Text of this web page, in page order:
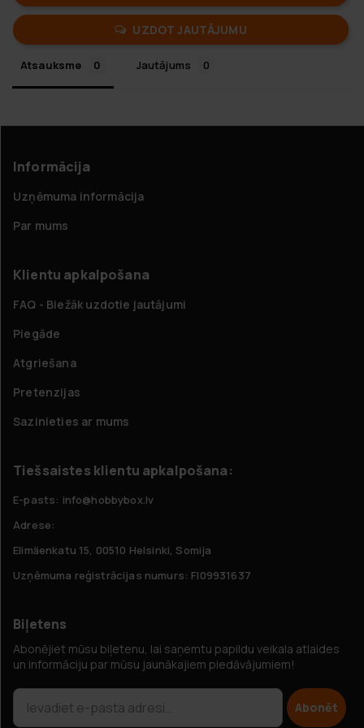
UZDOT JAUTĀJUMU
Atsauksme Jautājums
Informācija
Uzņēmuma informācija
Par mums
Klientu apkalpošana
FAQ - Biežāk uzdotie jautājumi
Piegāde
Atgriešana
Pretenzijas
Sazinieties ar mums
Tiešsaistes klientu apkalpošana:
E-pasts: info@hobbybox.lv
Adrese:
Elimäenkatu 15, 00510 Helsinki, Somija
Uzņēmuma reģistrācijas numurs: FI09931637
Biļetens
Abonējiet mūsu biļetenu, lai saņemtu papildu veikala atlaides
un informāciju par mūsu jaunākajiem piedāvājumiem!
Abonēt